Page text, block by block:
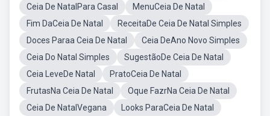
Ceia De NatalPara Casal
MenuCeia De Natal
Fim DaCeia De Natal
ReceitaDe Ceia De Natal Simples
Doces Paraa Ceia De Natal
Ceia DeAno Novo Simples
Ceia Do Natal Simples
SugestãoDe Ceia De Natal
Ceia LeveDe Natal
PratoCeia De Natal
FrutasNa Ceia De Natal
Oque FazrNa Ceia De Natal
Ceia De NatalVegana
Looks ParaCeia De Natal